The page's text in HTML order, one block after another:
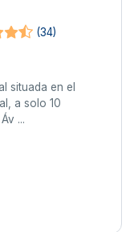
(34)
situada en el
a solo 10
...